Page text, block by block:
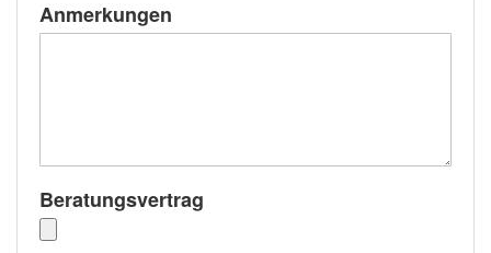
Anmerkungen
Beratungsvertrag